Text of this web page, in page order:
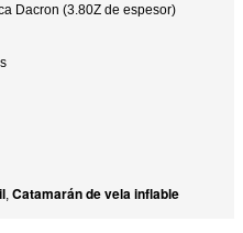
Dacron (3.80Z de espesor)
, Catamarán de vela inflable